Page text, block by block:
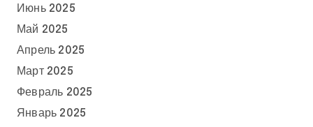
Июнь 2025
Май 2025
Апрель 2025
Март 2025
Февраль 2025
Январь 2025